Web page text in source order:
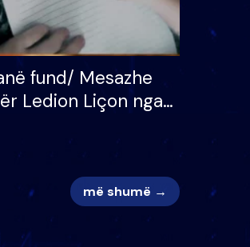
fund/ Mesazhe
Ledion Liçon nga
më shumë →